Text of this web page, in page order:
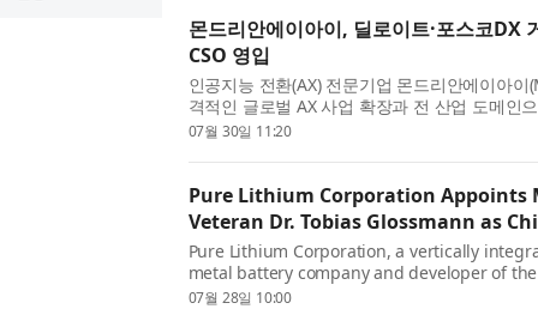
몬드리안에이아이, 딜로이트·포스코DX
CSO 영입
인공지능 전환(AX) 전문기업 몬드리안에이아
격적인 글로벌 AX 사업 확장과 전 산업 도메인
티어 컨설팅 및 DX 전략 전문가인 황상돈 CSO
07월 30일 11:20
Pure Lithium Corporation Appoints
Veteran Dr. Tobias Glossmann as
Pure Lithium Corporation, a vertically
metal battery company and developer of
technology, today announced the
07월 28일 10:00